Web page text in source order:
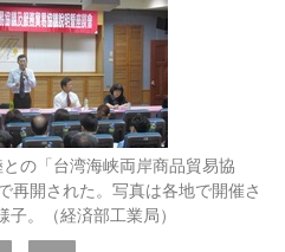
の「台湾海峡両岸商品貿易協
再開された。写真は各地で開催さ
。（経済部工業局）